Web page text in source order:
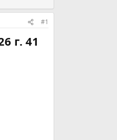
#1
г. 41